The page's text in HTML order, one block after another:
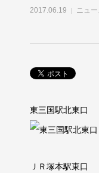
2017.06.19 ニュー
東三国駅北東口
ＪＲ塚本駅東口